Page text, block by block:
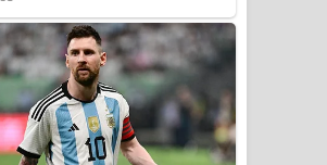
Sanda Babalena Song Lyrics - සඳ
බැබලෙන ගීතයේ පද පෙළ
Adare Wadi Nisa Song Lyrics - ආදරේ